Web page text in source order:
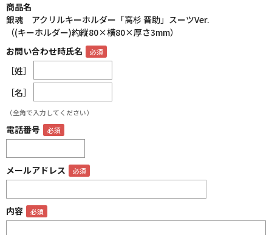
商品名
銀魂 アクリルキーホルダー「高杉 晋助」スーツVer.
（(キーホルダー)約縦80×横80×厚さ3mm）
お問い合わせ時氏名
［姓］
［名］
（全角で入力してください）
電話番号
メールアドレス
内容